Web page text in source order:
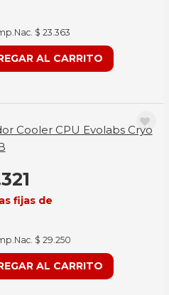
$ 23.363
AL CARRITO
Cooler CPU Evolabs Cryo
fijas de
$ 29.250
AL CARRITO